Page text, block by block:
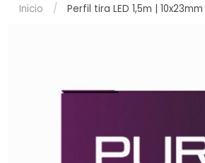
Inicio
/ Perfil tira LED 1,5m |